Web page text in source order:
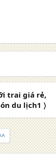
trai giá rẻ,
du lịch1 〉